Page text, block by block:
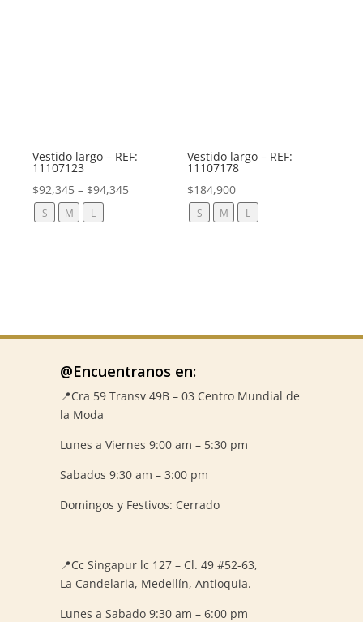
Vestido largo – REF:
11107123
$92,345 – $94,345
S M L
Vestido largo – REF:
11107178
$184,900
S M L
@Encuentranos en:
📍Cra 59 Transv 49B – 03 Centro Mundial de
la Moda
Lunes a Viernes 9:00 am – 5:30 pm
Sabados 9:30 am – 3:00 pm
Domingos y Festivos: Cerrado
📍Cc Singapur lc 127 – Cl. 49 #52-63,
La Candelaria, Medellín, Antioquia.
Lunes a Sabado 9:30 am – 6:00 pm